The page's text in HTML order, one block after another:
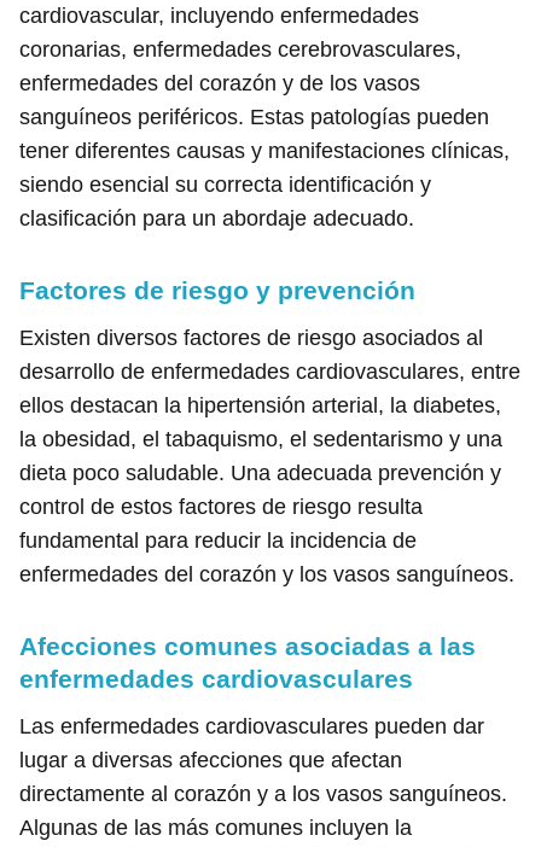
cardiovascular, incluyendo enfermedades
coronarias, enfermedades cerebrovasculares,
enfermedades del corazón y de los vasos
sanguíneos periféricos. Estas patologías pueden
tener diferentes causas y manifestaciones clínicas,
siendo esencial su correcta identificación y
clasificación para un abordaje adecuado.
Factores de riesgo y prevención
Existen diversos factores de riesgo asociados al
desarrollo de enfermedades cardiovasculares, entre
ellos destacan la hipertensión arterial, la diabetes,
la obesidad, el tabaquismo, el sedentarismo y una
dieta poco saludable. Una adecuada prevención y
control de estos factores de riesgo resulta
fundamental para reducir la incidencia de
enfermedades del corazón y los vasos sanguíneos.
Afecciones comunes asociadas a las
enfermedades cardiovasculares
Las enfermedades cardiovasculares pueden dar
lugar a diversas afecciones que afectan
directamente al corazón y a los vasos sanguíneos.
Algunas de las más comunes incluyen la